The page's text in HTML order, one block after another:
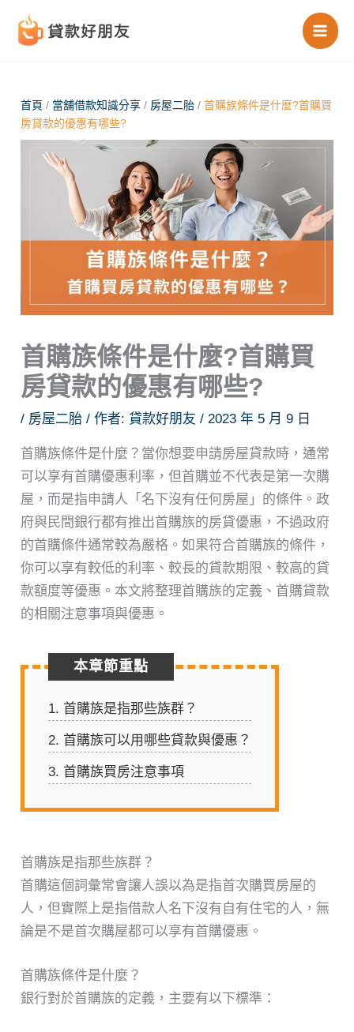
首頁 / 當舖借款知識分享 / 房屋二胎 /首購族條件是什麼?首購買
房貸款的優惠有哪些?
首購族條件是什麼?首購買
房貸款的優惠有哪些?
/ 房屋二胎 / 作者:貸款好朋友/2023 年 5 月 9 日
首購族條件是什麼？當你想要申請房屋貸款時，通常
可以享有首購優惠利率，但首購並不代表是第一次購
屋，而是指申請人「名下沒有任何房屋」的條件。政
府與民間銀行都有推出首購族的房貸優惠，不過政府
的首購條件通常較為嚴格。如果符合首購族的條件，
你可以享有較低的利率、較長的貸款期限、較高的貸
款額度等優惠。本文將整理首購族的定義、首購貸款
的相關注意事項與優惠。
本章節重點
1. 首購族是指那些族群？
2. 首購族可以用哪些貸款與優惠？
3. 首購族買房注意事項
首購族是指那些族群？
首購這個詞彙常會讓人誤以為是指首次購買房屋的
人，但實際上是指借款人名下沒有自有住宅的人，無
論是不是首次購屋都可以享有首購優惠。
首購族條件是什麼？
銀行對於首購族的定義，主要有以下標準：